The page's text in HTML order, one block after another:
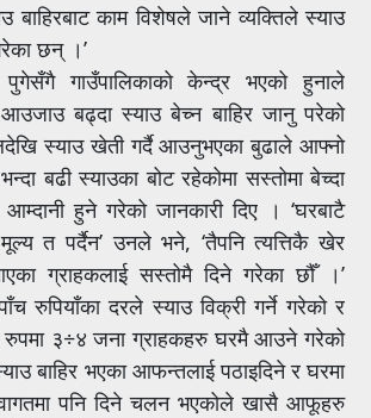
बाहिरबाट काम विशेषले जाने व्यक्तिले स्याउ
छन् ।’
गाउँपालिकाको केन्द्र भएको हुनाले
आउजाउ बढ्दा स्याउ बेच्न बाहिर जानु परेको
स्याउ खेती गर्दै आउनुभएका बुढाले आफ्नो
बढी स्याउका बोट रहेकोमा सस्तोमा बेच्दा
हुने गरेको जानकारी दिए । ‘घरबाटै
मूल्य त पर्दैन’ उनले भने, ‘तैपनि त्यत्तिकै खेर
ग्राहकलाई सस्तोमै दिने गरेका छौँ ।’
रुपियाँका दरले स्याउ विक्री गर्ने गरेको र
रुपमा ३÷४ जना ग्राहकहरु घरमै आउने गरेको
बाहिर भएका आफन्तलाई पठाइदिने र घरमा
पनि दिने चलन भएकोले खासै आफूहरु